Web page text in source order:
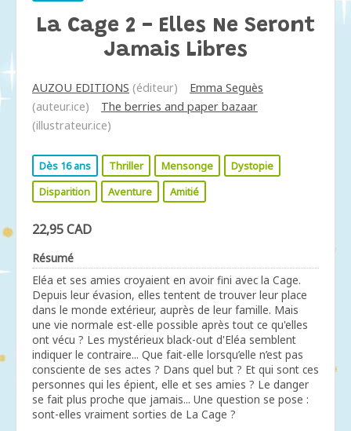
La Cage 2 - Elles Ne Seront
Jamais Libres
AUZOU EDITIONS (éditeur)
Emma Seguès
(auteur.ice)
The berries and paper bazaar
(illustrateur.ice)
Dès 16 ans Thriller Mensonge
Dystopie
Disparition
Aventure Amitié
22,95 CAD
Résumé
Eléa et ses amies croyaient en avoir fini avec la Cage.
Depuis leur évasion, elles tentent de trouver leur place
dans le monde extérieur, auprès de leur famille. Mais
une vie normale est-elle possible après tout ce qu'elles
ont vécu ? Les mystérieux black-out d'Eléa semblent
indiquer le contraire... Que fait-elle lorsqu’elle n’est pas
consciente de ses actes ? Dans quel but ? Et qui sont ces
personnes qui les épient, elle et ses amies ? Le danger
se fait plus proche que jamais... Une question se pose :
sont-elles vraiment sorties de La Cage ?